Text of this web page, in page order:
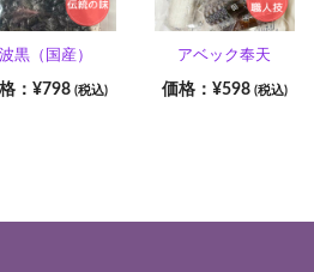
黒（国産）
¥798 (税込)
アベック奉天
¥598 (税込)